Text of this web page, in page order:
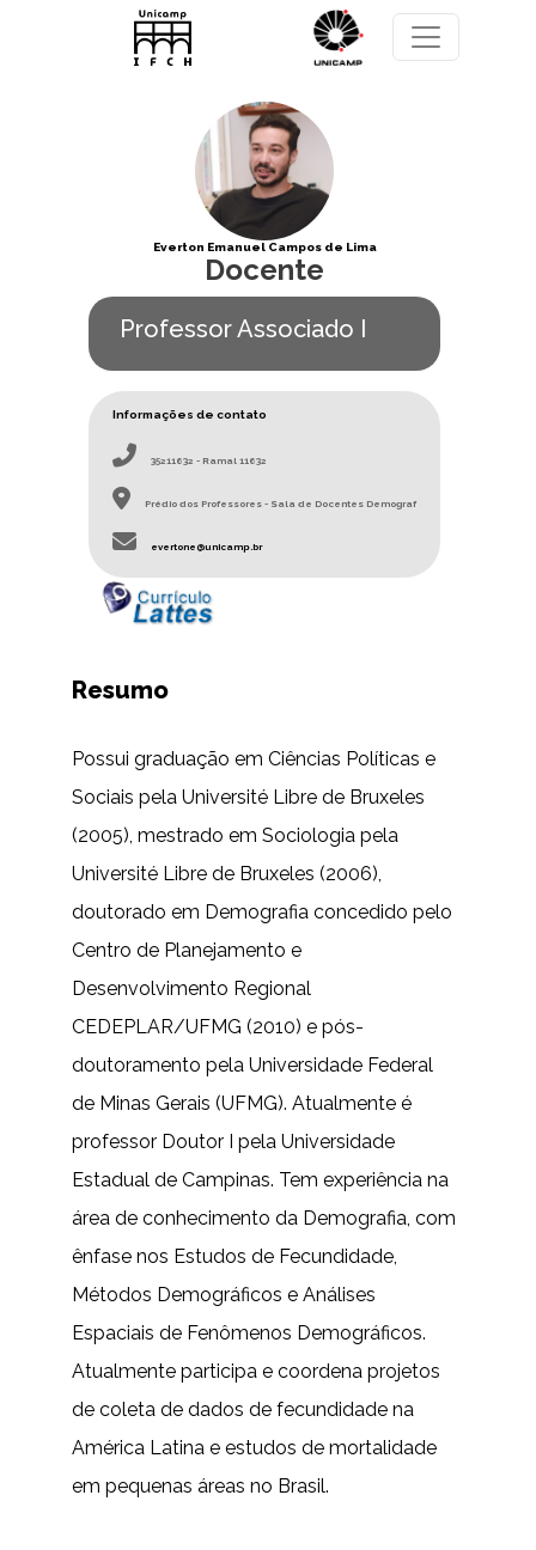
Pular para o conteúdo principal
Everton Emanuel Campos de Lima
Docente
Professor Associado I
Informações de contato
35211632 - Ramal 11632
Prédio dos Professores - Sala de Docentes Demograf
evertone@unicamp.br
Resumo
Possui graduação em Ciências Políticas e
Sociais pela Université Libre de Bruxeles
(2005), mestrado em Sociologia pela
Université Libre de Bruxeles (2006),
doutorado em Demografia concedido pelo
Centro de Planejamento e
Desenvolvimento Regional
CEDEPLAR/UFMG (2010) e pós-
doutoramento pela Universidade Federal
de Minas Gerais (UFMG). Atualmente é
professor Doutor I pela Universidade
Estadual de Campinas. Tem experiência na
área de conhecimento da Demografia, com
ênfase nos Estudos de Fecundidade,
Métodos Demográficos e Análises
Espaciais de Fenômenos Demográficos.
Atualmente participa e coordena projetos
de coleta de dados de fecundidade na
América Latina e estudos de mortalidade
em pequenas áreas no Brasil.